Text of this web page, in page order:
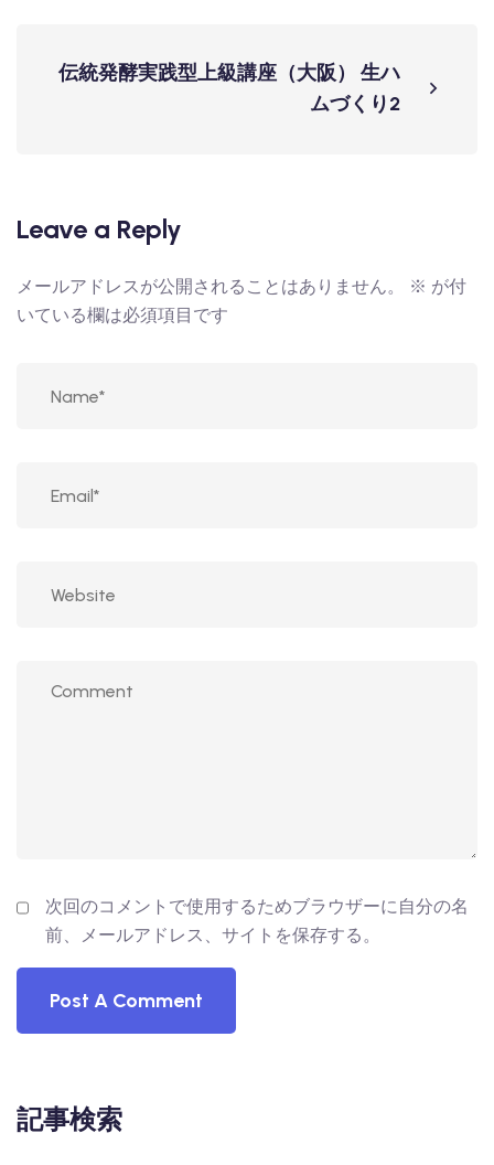
伝統発酵実践型上級講座（大阪） 生ハ
ムづくり2
Leave a Reply
メールアドレスが公開されることはありません。 ※ が付
いている欄は必須項目です
次回のコメントで使用するためブラウザーに自分の名
前、メールアドレス、サイトを保存する。
記事検索